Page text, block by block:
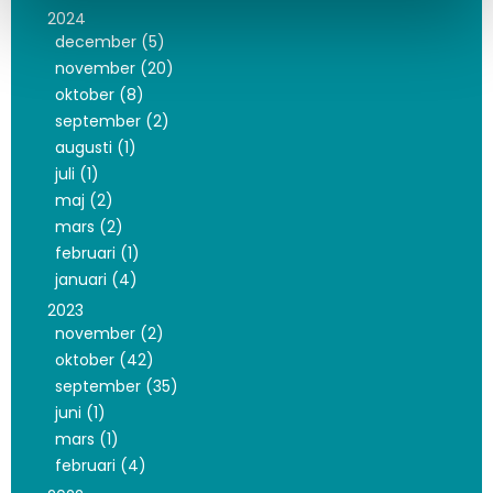
2024
december (5)
november (20)
oktober (8)
september (2)
augusti (1)
juli (1)
maj (2)
mars (2)
februari (1)
januari (4)
2023
november (2)
oktober (42)
september (35)
juni (1)
mars (1)
februari (4)